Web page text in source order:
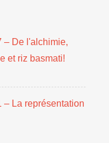
– De l'alchimie,
et riz basmati!
– La représentation